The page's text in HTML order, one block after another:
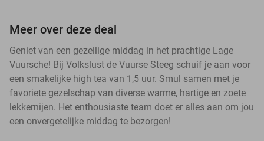
Meer over deze deal
Geniet van een gezellige middag in het prachtige Lage
Vuursche! Bij Volkslust de Vuurse Steeg schuif je aan voor
een smakelijke high tea van 1,5 uur. Smul samen met je
favoriete gezelschap van diverse warme, hartige en zoete
lekkernijen. Het enthousiaste team doet er alles aan om jou
een onvergetelijke middag te bezorgen!